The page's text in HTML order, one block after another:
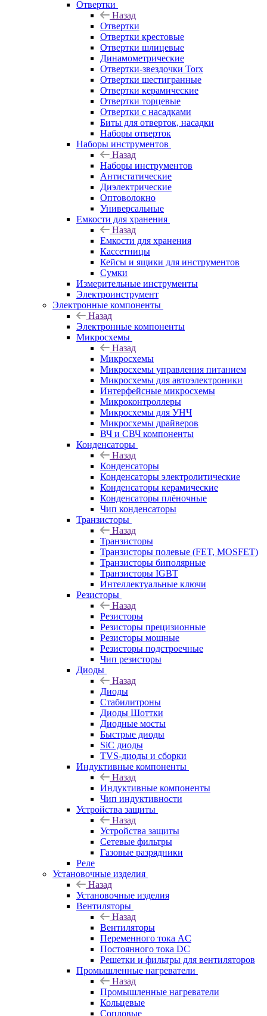
Отвертки
Назад
Отвертки
Отвертки крестовые
Отвертки шлицевые
Динамометрические
Отвертки-звездочки Torx
Отвертки шестигранные
Отвертки керамические
Отвертки торцевые
Отвертки с насадками
Биты для отверток, насадки
Наборы отверток
Наборы инструментов
Назад
Наборы инструментов
Антистатические
Диэлектрические
Оптоволокно
Универсальные
Емкости для хранения
Назад
Емкости для хранения
Кассетницы
Кейсы и ящики для инструментов
Сумки
Измерительные инструменты
Электроинструмент
Электронные компоненты
Назад
Электронные компоненты
Микросхемы
Назад
Микросхемы
Микросхемы управления питанием
Микросхемы для автоэлектроники
Интерфейсные микросхемы
Микроконтроллеры
Микросхемы для УНЧ
Микросхемы драйверов
ВЧ и СВЧ компоненты
Конденсаторы
Назад
Конденсаторы
Конденсаторы электролитические
Конденсаторы керамические
Конденсаторы плёночные
Чип конденсаторы
Транзисторы
Назад
Транзисторы
Транзисторы полевые (FET, MOSFET)
Транзисторы биполярные
Транзисторы IGBT
Интеллектуальные ключи
Резисторы
Назад
Резисторы
Резисторы прецизионные
Резисторы мощные
Резисторы подстроечные
Чип резисторы
Диоды
Назад
Диоды
Стабилитроны
Диоды Шоттки
Диодные мосты
Быстрые диоды
SiC диоды
TVS-диоды и сборки
Индуктивные компоненты
Назад
Индуктивные компоненты
Чип индуктивности
Устройства защиты
Назад
Устройства защиты
Сетевые фильтры
Газовые разрядники
Реле
Установочные изделия
Назад
Установочные изделия
Вентиляторы
Назад
Вентиляторы
Переменного тока AC
Постоянного тока DC
Решетки и фильтры для вентиляторов
Промышленные нагреватели
Назад
Промышленные нагреватели
Кольцевые
Сопловые